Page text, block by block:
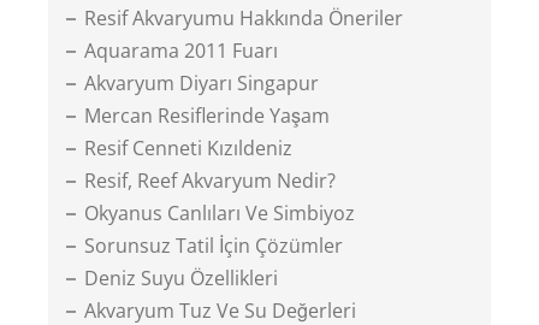
Resif Akvaryumu Hakkında Öneriler
Aquarama 2011 Fuarı
Akvaryum Diyarı Singapur
Mercan Resiflerinde Yaşam
Resif Cenneti Kızıldeniz
Resif, Reef Akvaryum Nedir?
Okyanus Canlıları Ve Simbiyoz
Sorunsuz Tatil İçin Çözümler
Deniz Suyu Özellikleri
Akvaryum Tuz Ve Su Değerleri